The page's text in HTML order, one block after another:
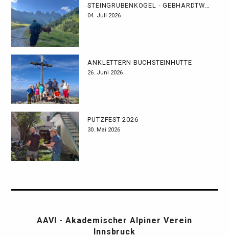
STEINGRUBENKOGEL - GEBHARDTWEG
04. Juli 2026
ANKLETTERN BUCHSTEINHÜTTE
26. Juni 2026
PUTZFEST 2026
30. Mai 2026
AAVI - Akademischer Alpiner Verein
Innsbruck